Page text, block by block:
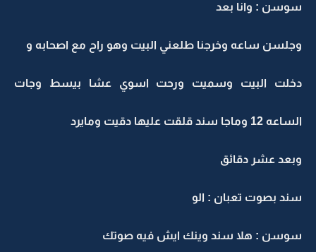
سوسن : وانا بعد
وجلسن ساعه وخرجنا طلعني البيت وهو راح مع اصحابه و
دخلت البيت وسميت ورحت اسوي عشا بيسط وجات
الساعه 12 وماجا سند قلقت عليها دقيت ومايرد
وبعد عشر دقائق
سند بصوت تعبان : الو
سوسن : هلا سند وينك ايش فيه صوتك